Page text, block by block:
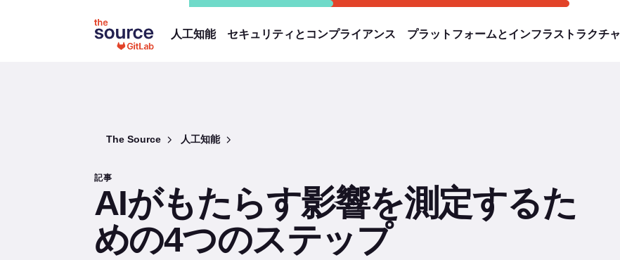
人工知能 セキュリティとコンプライアンス プラットフォームとインフラストラクチャ
The Source 人工知能
記事
AIがもたらす影響を測定するた
めの4つのステップ